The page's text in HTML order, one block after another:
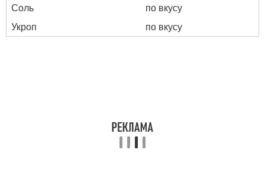
Соль
по вкусу
Укроп
по вкусу